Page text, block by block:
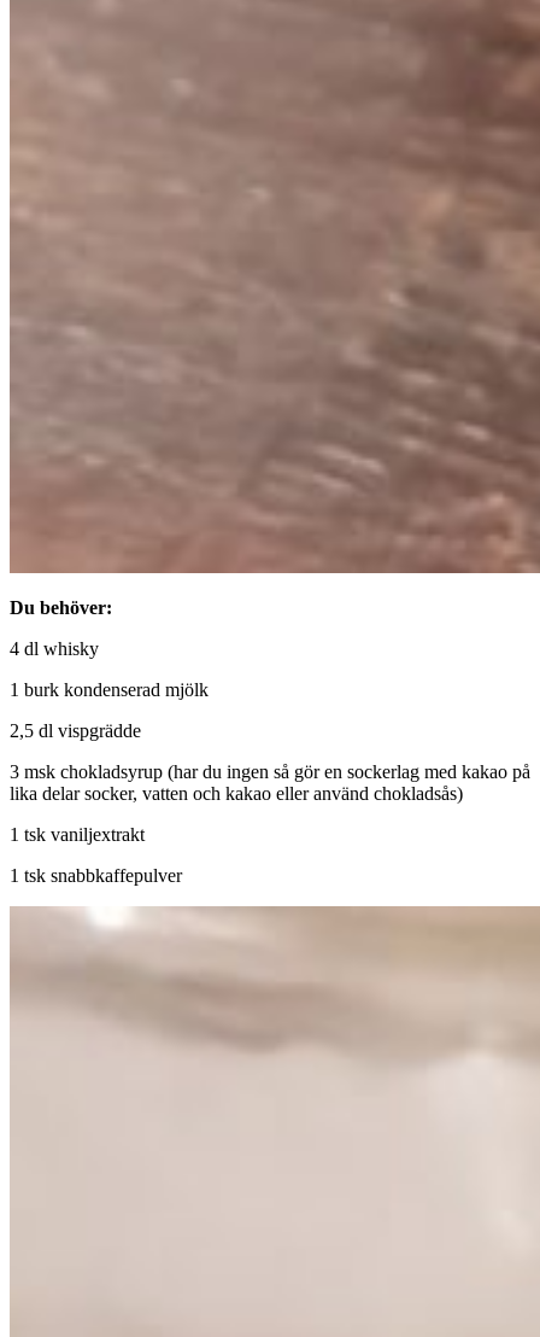
Du behöver:
4 dl whisky
1 burk kondenserad mjölk
2,5 dl vispgrädde
3 msk chokladsyrup (har du ingen så gör en sockerlag med kakao på
lika delar socker, vatten och kakao eller använd chokladsås)
1 tsk vaniljextrakt
1 tsk snabbkaffepulver